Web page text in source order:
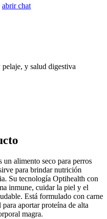
abrir chat
y salud digestiva
alimento seco para perros
para brindar nutrición
Su tecnología Optihealth con
inmune, cuidar la piel y el
Está formulado con carne
aportar proteína de alta
magra.